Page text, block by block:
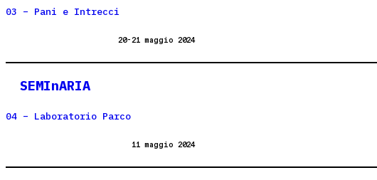
03 – Pani e Intrecci
20-21 maggio 2024
SEMInARIA
04 – Laboratorio Parco
11 maggio 2024